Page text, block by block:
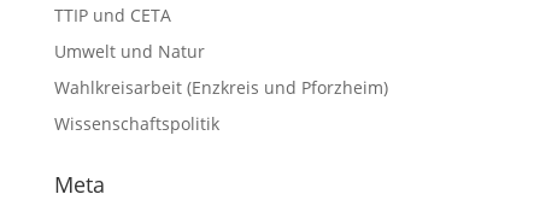
TTIP und CETA
Umwelt und Natur
Wahlkreisarbeit (Enzkreis und Pforzheim)
Wissenschaftspolitik
Meta